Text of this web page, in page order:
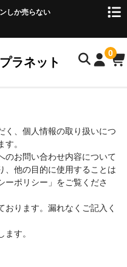
しか売らない
ラネット
0
く、個人情報の取り扱いにつ
。
のお問い合わせ内容について
、他の目的に使用することは
ーポリシー」をご覧くださ
おります。漏れなくご記入く
す。